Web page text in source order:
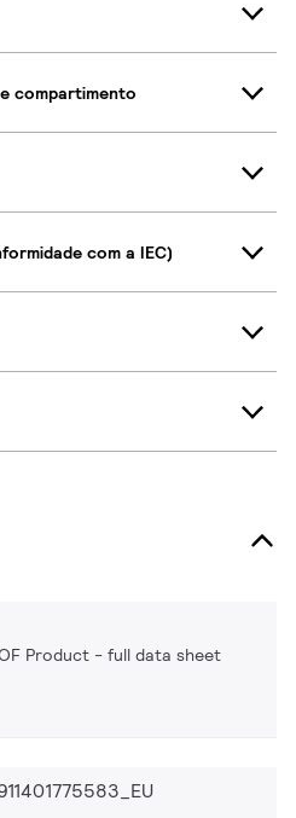
compartimento
com a IEC)
Product - full data sheet